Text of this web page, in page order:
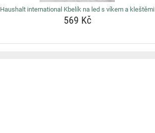
Haushalt international Kbelík na led s víkem a kleštěmi
569 Kč